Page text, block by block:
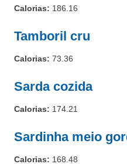
Calorias: 186.16
Tamboril cru
Calorias: 73.36
Sarda cozida
Calorias: 174.21
Sardinha meio
Calorias: 168.48